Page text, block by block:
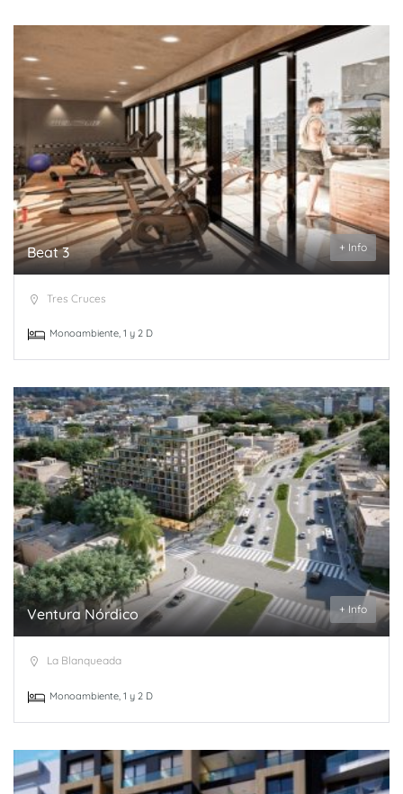
Beat 3 + Info
Tres Cruces
Monoambiente, 1 y 2 D
Ventura Nórdico + Info
La Blanqueada
Monoambiente, 1 y 2 D